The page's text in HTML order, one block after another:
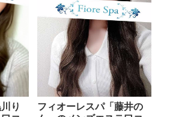
り
フィオーレスパ「藤井の